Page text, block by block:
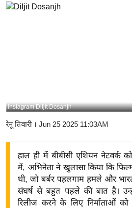
रा
य
बि
ज़
Instagram Diljit Dosanjh
रेनू तिवारी । Jun 25 2025 11:03AM
हाल ही में बीबीसी एशियन नेटवर्क
में, अभिनेता ने खुलासा किया कि
थी, जो बर्बर पहलगाम हमले और
संघर्ष से बहुत पहले की बात है।
रिलीज करने के लिए निर्माताओं